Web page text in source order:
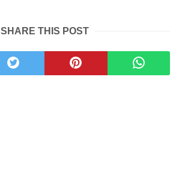
SHARE THIS POST